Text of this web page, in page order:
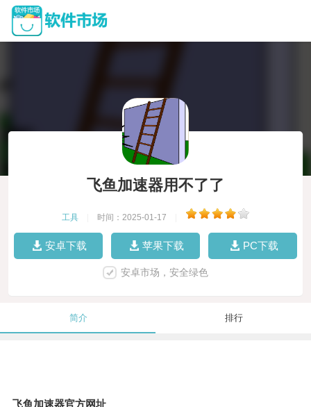
飞鱼加速器用不了了
工具 时间：2025-01-17
安卓下载 苹果下载 PC下载
安卓市场，安全绿色
简介 排行
飞鱼加速器官方网址